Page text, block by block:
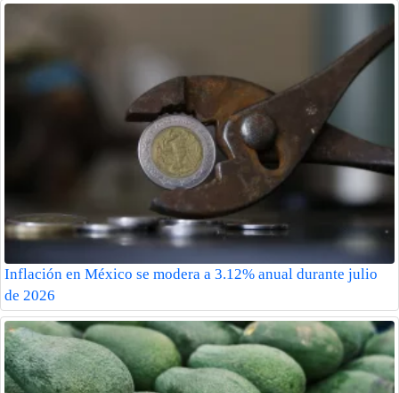
Inflación en México se modera a 3.12% anual durante julio
de 2026